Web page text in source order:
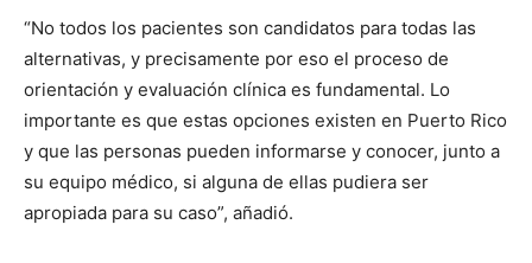
“No todos los pacientes son candidatos para todas las
alternativas, y precisamente por eso el proceso de
orientación y evaluación clínica es fundamental. Lo
importante es que estas opciones existen en Puerto Rico
y que las personas pueden informarse y conocer, junto a
su equipo médico, si alguna de ellas pudiera ser
apropiada para su caso”, añadió.